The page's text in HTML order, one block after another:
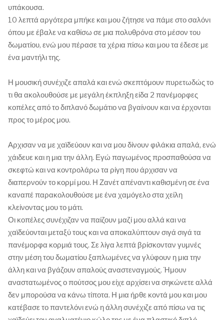
υπάκουσα.
10 λεπτά αργότερα μπήκε και μου ζήτησε να πάμε στο σαλόνι
όπου με έβαλε να καθίσω σε μια πολυθρόνα στο μέσον του
δωματίου, ενώ μου πέρασε τα χέρια πίσω και μου τα έδεσε με
ένα μαντήλι της.
Η μουσική συνέχιζε απαλά και ενώ σκεπτόμουν πυρετωδώς το
τι θα ακολουθούσε με μεγάλη έκπληξη είδα 2 πανέμορφες
κοπέλες από το διπλανό δωμάτιο να βγαίνουν και να έρχονται
προς το μέρος μου.
Αρχισαν να με χαϊδεύουν και να μου δίνουν φιλάκια απαλά, ενώ
χάιδευε και η μια την άλλη. Εγώ παγωμένος προσπαθούσα να
σκεφτώ και να κοντρολάρω τα ρίγη που άρχισαν να
διαπερνούν το κορμί μου. Η Ζανέτ απέναντι καθισμένη σε ένα
καναπέ παρακολουθούσε με ένα χαμόγελο στα χείλη
κλείνοντας μου το μάτι.
Οι κοπέλες συνέχιζαν να παίζουν μαζί μου αλλά και να
χαϊδεύονται μεταξύ τους και να αποκαλύπτουν σιγά σιγά τα
πανέμορφα κορμιά τους. Σε λίγα λεπτά βρίσκονταν γυμνές
στην μέση του δωματίου ξαπλωμένες να γλύφουν η μια την
άλλη και να βγάζουν απαλούς αναστεναγμούς. Ήμουν
αναστατωμένος ο πούτσος μου είχε αρχίσει να σηκώνετε αλλά
δεν μπορούσα να κάνω τίποτα. Η μια ήρθε κοντά μου και μου
κατέβασε το παντελόνι ενώ η άλλη συνέχιζε από πίσω να τις